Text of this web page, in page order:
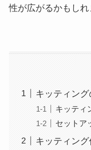
性が広がるかもしれ
キッティン
キッティ
セットア
キッティン